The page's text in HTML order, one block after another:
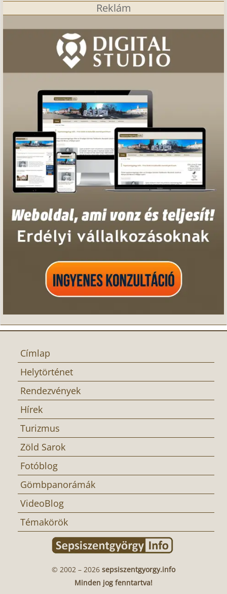
Reklám
Címlap
Helytörténet
Rendezvények
Hírek
Turizmus
Zöld Sarok
Fotóblog
Gömbpanorámák
VideoBlog
Témakörök
© 2002 – 2026 sepsiszentgyorgy.info
Minden jog fenntartva!